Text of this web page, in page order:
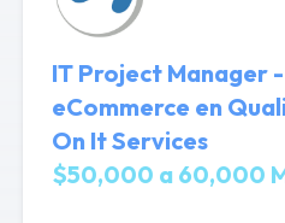
IT Project Manager
eCommerce en
On It Services
$50,000 a 60,000